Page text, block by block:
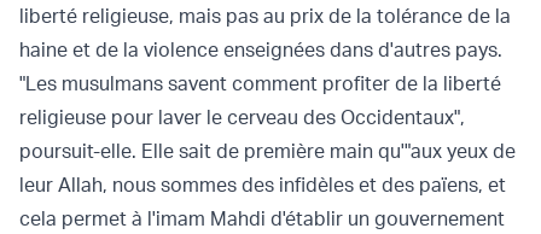
liberté religieuse, mais pas au prix de la tolérance de la
haine et de la violence enseignées dans d'autres pays.
"Les musulmans savent comment profiter de la liberté
religieuse pour laver le cerveau des Occidentaux",
poursuit-elle. Elle sait de première main qu'"aux yeux de
leur Allah, nous sommes des infidèles et des païens, et
cela permet à l'imam Mahdi d'établir un gouvernement